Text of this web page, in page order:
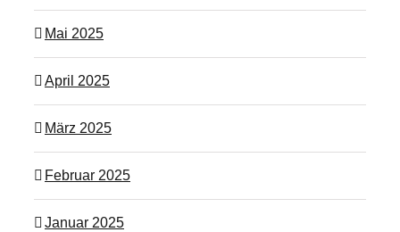
Mai 2025
April 2025
März 2025
Februar 2025
Januar 2025